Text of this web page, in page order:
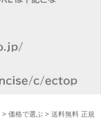
> 価格で選ぶ > 送料無料 正規